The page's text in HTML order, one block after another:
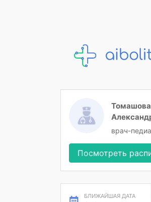
врач-
Посмотреть
БЛИЖАЙШАЯ ДАТА